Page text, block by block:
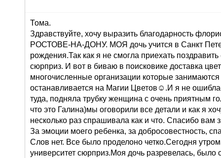
Тома.
Здравствуйте, хочу выразить благодарность
РОСТОВЕ-НА-ДОНУ. МОЯ дочь учится в Санкт
рождения.Так как я не смогла приехать
сюрприз. И вот в биваю в поисковике доставка
многочисленные организации которые
останавливается на Магии Цветов☺.И я не
туда, подняла трубку женщина с очень приятным
что это Галина)мы оговорили все детали и как я
несколько раз спрашивала как и что. Спасибо вам
За эмоции моего ребенка, за добросовестность,
Слов нет. Все было проделоно четко.Сегодня
университет сюрприз.Моя дочь разревелась, было